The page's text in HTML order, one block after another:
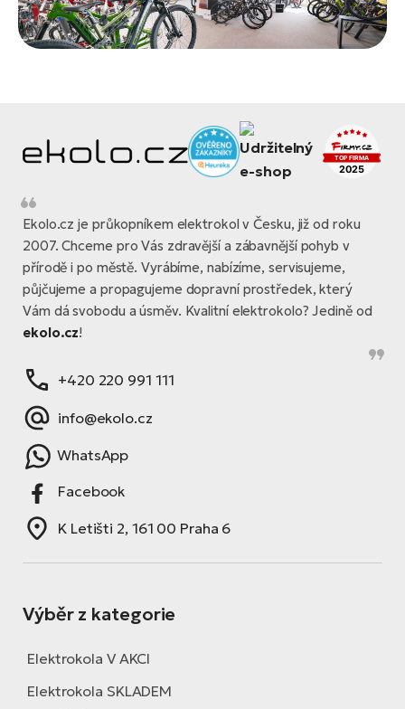
Ekolo.cz je průkopníkem elektrokol v Česku, již od roku
2007. Chceme pro Vás zdravější a zábavnější pohyb v
přírodě i po městě. Vyrábíme, nabízíme, servisujeme,
půjčujeme a propagujeme dopravní prostředek, který
Vám dá svobodu a úsměv. Kvalitní elektrokolo? Jedině od
ekolo.cz!
+420 220 991 111
info@ekolo.cz
WhatsApp
Facebook
K Letišti 2, 161 00 Praha 6
Výběr z kategorie
Elektrokola V AKCI
Elektrokola SKLADEM